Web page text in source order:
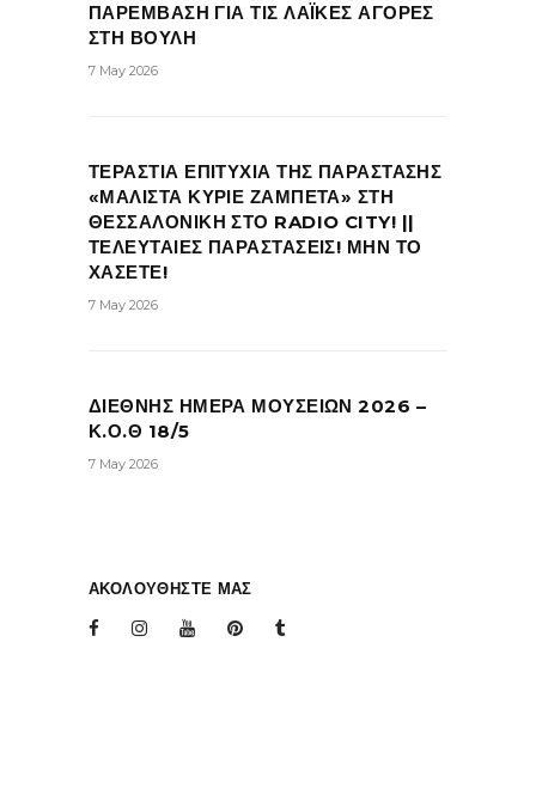
ΠΑΡΕΜΒΑΣΗ ΓΙΑ ΤΙΣ ΛΑΪΚΕΣ ΑΓΟΡΕΣ
ΣΤΗ ΒΟΥΛΗ
7 May 2026
ΤΕΡΑΣΤΙΑ ΕΠΙΤΥΧΙΑ ΤΗΣ ΠΑΡΑΣΤΑΣΗΣ
«ΜΑΛΙΣΤΑ ΚΥΡΙΕ ΖΑΜΠΕΤΑ» ΣΤΗ
ΘΕΣΣΑΛΟΝΙΚΗ ΣΤΟ RADIO CITY! ||
ΤΕΛΕΥΤΑΙΕΣ ΠΑΡΑΣΤΑΣΕΙΣ! ΜΗΝ ΤΟ
ΧΑΣΕΤΕ!
7 May 2026
ΔΙΕΘΝΗΣ ΗΜΕΡΑ ΜΟΥΣΕΙΩΝ 2026 –
Κ.Ο.Θ 18/5
7 May 2026
ΑΚΟΛΟΥΘΗΣΤΕ ΜΑΣ